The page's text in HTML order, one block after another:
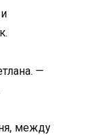
—
между